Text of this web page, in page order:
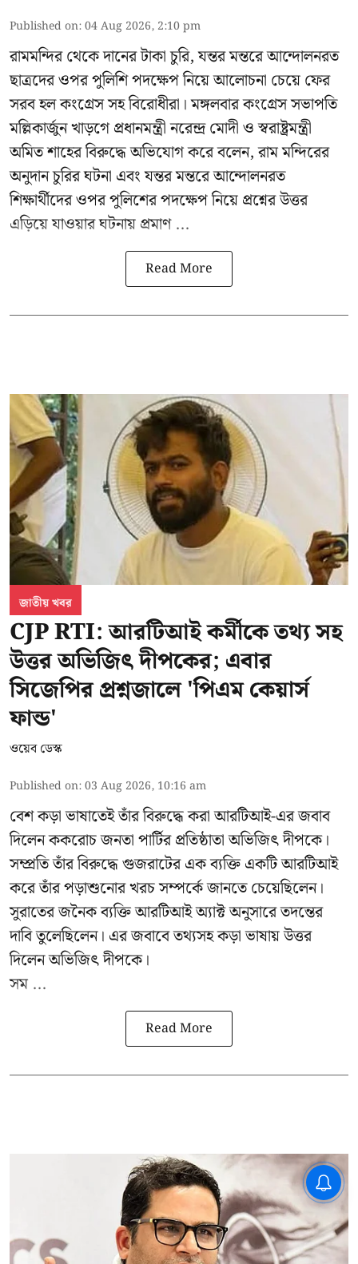
Published on:04 Aug 2026, 2:10 pm
রামমন্দির থেকে দানের টাকা চুরি, যন্তর মন্তরে আন্দোলনরত
ছাত্রদের ওপর পুলিশি পদক্ষেপ নিয়ে আলোচনা চেয়ে ফের
সরব হল কংগ্রেস সহ বিরোধীরা। মঙ্গলবার কংগ্রেস সভাপতি
মল্লিকার্জুন খাড়গে প্রধানমন্ত্রী নরেন্দ্র মোদী ও স্বরাষ্ট্রমন্ত্রী
অমিত শাহের বিরুদ্ধে অভিযোগ করে বলেন, রাম মন্দিরের
অনুদান চুরির ঘটনা এবং যন্তর মন্তরে আন্দোলনরত
শিক্ষার্থীদের ওপর পুলিশের পদক্ষেপ নিয়ে প্রশ্নের উত্তর
এড়িয়ে যাওয়ার ঘটনায় প্রমাণ ...
Read More
জাতীয় খবর
CJP RTI: আরটিআই কর্মীকে তথ্য সহ
উত্তর অভিজিৎ দীপকের; এবার
সিজেপির প্রশ্নজালে 'পিএম কেয়ার্স
ফান্ড'
ওয়েব ডেস্ক
Published on:03 Aug 2026, 10:16 am
বেশ কড়া ভাষাতেই তাঁর বিরুদ্ধে করা আরটিআই-এর জবাব
দিলেন ককরোচ জনতা পার্টির প্রতিষ্ঠাতাঅভিজিৎ দীপকে।
সম্প্রতি তাঁর বিরুদ্ধে গুজরাটের এক ব্যক্তি একটি আরটিআই
করে তাঁর পড়াশুনোর খরচ সম্পর্কে জানতে চেয়েছিলেন।
সুরাতের জনৈক ব্যক্তি আরটিআই অ্যাক্ট অনুসারে তদন্তের
দাবি তুলেছিলেন। এর জবাবে তথ্যসহ কড়া ভাষায় উত্তর
দিলেন অভিজিৎ দীপকে।
সম ...
Read More
CPIM: ৬০ লক্ষ নাম বিবেচনাধীন রেখে
ভোট ঘোষণার প্রতিবাদ - আদালতের
দ্বারস্থ হবে সিপিআইএম